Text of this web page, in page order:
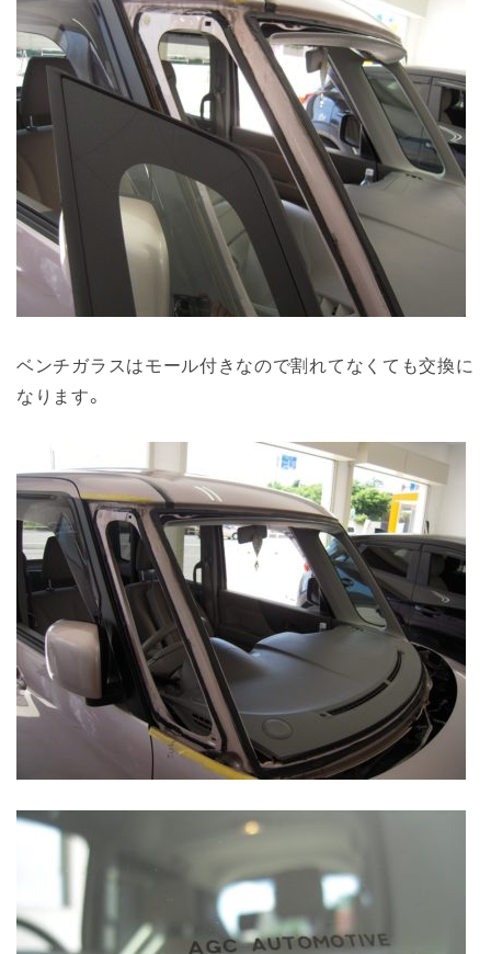
ベンチガラスはモール付きなので割れてなくても交換に
なります。